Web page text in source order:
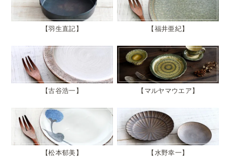
羽生直記 福井亜紀
古谷浩一 マルヤマウエア
松本郁美 水野幸一